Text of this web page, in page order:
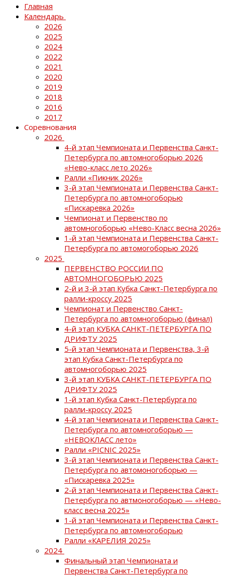
Главная
Календарь
2026
2025
2024
2022
2021
2020
2019
2018
2016
2017
Соревнования
2026
4-й этап Чемпионата и Первенства Санкт-
Петербурга по автомногоборью 2026
«Нево-класс лето 2026»
Ралли «Пикник 2026»
3-й этап Чемпионата и Первенства Санкт-
Петербурга по автомногоборью
«Пискаревка 2026»
Чемпионат и Первенство по
автомногоборью «Нево-Класс весна 2026»
1-й этап Чемпионата и Первенства Санкт-
Петербурга по автомогоборью 2026
2025
ПЕРВЕНСТВО РОССИИ ПО
АВТОМНОГОБОРЬЮ 2025
2-й и 3-й этап Кубка Санкт-Петербурга по
ралли-кроссу 2025
Чемпионат и Первенство Санкт-
Петербурга по автомногоборью (финал)
4-й этап КУБКА САНКТ-ПЕТЕРБУРГА ПО
ДРИФТУ 2025
5-й этап Чемпионата и Первенства, 3-й
этап Кубка Санкт-Петербурга по
автомногоборью 2025
3-й этап КУБКА САНКТ-ПЕТЕРБУРГА ПО
ДРИФТУ 2025
1-й этап Кубка Санкт-Петербурга по
ралли-кроссу 2025
4-й этап Чемпионата и Первенства Санкт-
Петербурга по автомногоборью —
«НЕВОКЛАСС лето»
Ралли «PICNIC 2025»
3-й этап Чемпионата и Первенства Санкт-
Петербурга по автомоногоборью —
«Пискаревка 2025»
2-й этап Чемпионата и Первенства Санкт-
Петербурга по автмоногоборью — «Нево-
класс весна 2025»
1-й этап Чемпионата и Первенства Санкт-
Петербурга по автомногоборью
Ралли «КАРЕЛИЯ 2025»
2024
Финальный этап Чемпионата и
Первенства Санкт-Петербурга по